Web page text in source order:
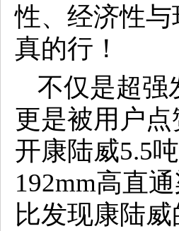
性、经济性
真的行！
不仅是超强
更是被用户
开康陆威5.5
192mm高直
比发现康陆